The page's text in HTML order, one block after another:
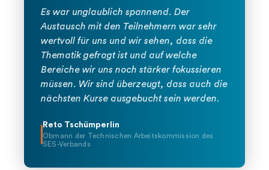
Es war unglaublich spannend. Der
Austausch mit den Teilnehmern war sehr
wertvoll für uns und wir sehen, dass die
Thematik gefragt ist und auf welche
Bereiche wir uns noch stärker fokussieren
müssen. Wir sind überzeugt, dass auch die
nächsten Kurse ausgebucht sein werden.
Reto Tschümperlin
Obmann der Technischen Arbeitskommission des
SES-Verbands